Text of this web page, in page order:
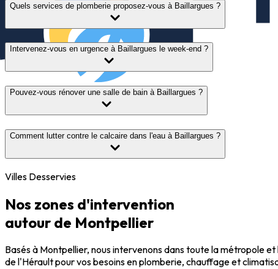
Quels services de plomberie proposez-vous à Baillargues ?
Intervenez-vous en urgence à Baillargues le week-end ?
Pouvez-vous rénover une salle de bain à Baillargues ?
Comment lutter contre le calcaire dans l'eau à Baillargues ?
Villes Desservies
Nos zones d'intervention
autour de Montpellier
Basés à Montpellier, nous intervenons dans toute la métropole et
de l'Hérault pour vos besoins en plomberie, chauffage et